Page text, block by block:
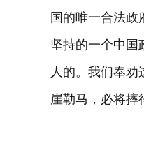
国的唯一合法
坚持的一个中国
人的。我们奉
崖勒马，必将摔